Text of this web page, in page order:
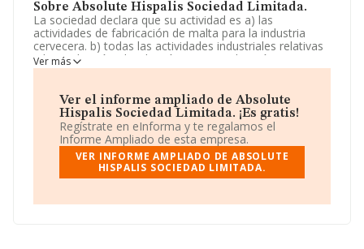
Sobre Absolute Hispalis Sociedad Limitada.
La sociedad declara que su actividad es a) las
actividades de fabricación de malta para la industria
cervecera. b) todas las actividades industriales relativas
a la producción, distribución, comercialización,
importación y exportación de cerveza, así como
dedicados al turismo,.. La sociedad está inscrita en el
Registro Mercantil como Sociedad Limitada. Clasifica su
actividad CNAE como 'Fabricación de malta', código
1106. No realiza actividad de importación y/o
exportación.
La empresaAbsolute Hispalis Sociedad Limitada
núm. 28, (41005), Sevilla, Andalucía.
Ver más
Ver el informe ampliado de Absolute
Hispalis Sociedad Limitada. ¡Es gratis!
Regístrate en eInforma y te regalamos el
Informe Ampliado de esta empresa.
VER INFORME AMPLIADO DE ABSOLUTE
HISPALIS SOCIEDAD LIMITADA.